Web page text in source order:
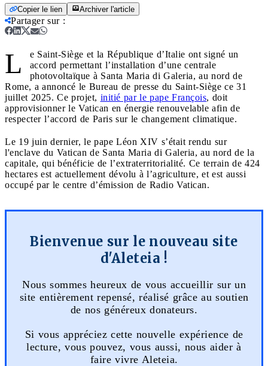
Copier le lien Archiver l'article
Partager sur:
L
e Saint-Siège et la République d’Italie ont signé un
accord permettant l’installation d’une centrale
photovoltaïque à Santa Maria di Galeria, au nord de
Rome, a annoncé le Bureau de presse du Saint-Siège ce 31
juillet 2025. Ce projet, initié par le pape François, doit
approvisionner le Vatican en énergie renouvelable afin de
respecter l’accord de Paris sur le changement climatique.
Le 19 juin dernier, le pape Léon XIV s’était rendu sur
l'enclave du Vatican de Santa Maria di Galeria, au nord de la
capitale, qui bénéficie de l’extraterritorialité. Ce terrain de 424
hectares est actuellement dévolu à l’agriculture, et est aussi
occupé par le centre d’émission de Radio Vatican.
Bienvenue sur le nouveau site
d'Aleteia !
Nous sommes heureux de vous accueillir sur un
site entièrement repensé, réalisé grâce au soutien
de nos généreux donateurs.
Si vous appréciez cette nouvelle expérience de
lecture, vous pouvez, vous aussi, nous aider à
faire vivre Aleteia.